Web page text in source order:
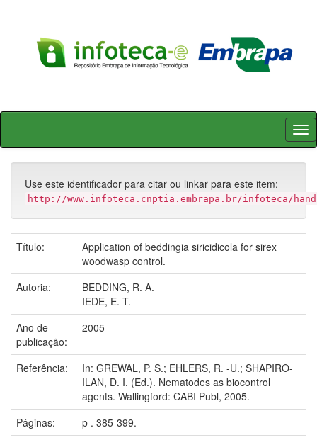
Skip
Use este identificador para citar ou linkar para este item:
http://www.infoteca.cnptia.embrapa.br/infoteca/
Título:
Application of beddingia siricidicola for sirex
woodwasp control.
Autoria:
BEDDING, R. A.
IEDE, E. T.
Ano de
publicação:
2005
Referência:
In: GREWAL, P. S.; EHLERS, R. -U.; SHAPIRO-
ILAN, D. I. (Ed.). Nematodes as biocontrol
agents. Wallingford: CABI Publ, 2005.
Páginas:
p . 385-399.